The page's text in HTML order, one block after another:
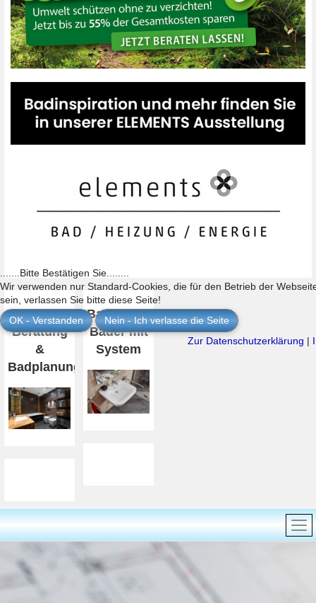
Kompetente
Beratung
&
Badplanung
Barrierefreiheit
Bäder mit
System
.......Bitte Bestätigen Sie........
Wir verwenden nur Standard-Cookies, die für den Betrieb der
sein, verlassen Sie bitte diese Seite!
OK - Verstanden
Nein - Ich verlasse die Seite
Zur Datenschutzerklärung |